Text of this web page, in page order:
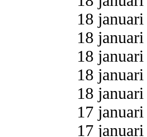
18
18
18
18
18
17
17